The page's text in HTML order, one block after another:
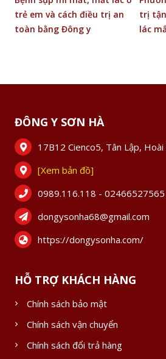
trẻ em và cách điều trị an
toàn bằng Đông y
trị
lác
ĐÔNG Y SƠN HÀ
17B12 Cienco5, Tân Lập,
[Xem bản đồ]
0989.116.118 - 02466527565
dongysonha68@gmail.com
https://dongysonha.com/
HỖ TRỢ KHÁCH HÀNG
Chính sách bảo mật
Chính sách vận chuyển
Chính sách đổi trả hàng